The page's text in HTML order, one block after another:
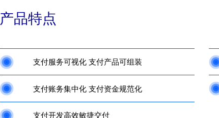
产品特点
支付服务可视化 支付产品可组装
支付账务集中化 支付资金规范化
支付开发高效敏捷交付